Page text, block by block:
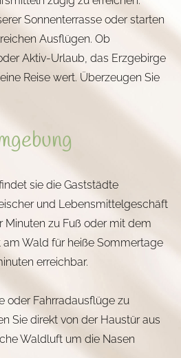
Sonnenterrasse oder starten
Ausflügen. Ob
Aktiv-Urlaub, das Erzgebirge
Reise wert. Überzeugen Sie
sie die Gaststädte
und Lebensmittelgeschäft
Minuten zu Fuß oder mit dem
am Wald für heiße Sommertage
erreichbar.
oder Fahrradausflüge zu
Sie direkt von der Haustür aus
Waldluft um die Nasen